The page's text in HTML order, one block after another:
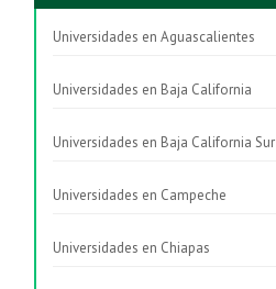
Universidades en Aguascalientes
Universidades en Baja California
Universidades en Baja California Sur
Universidades en Campeche
Universidades en Chiapas